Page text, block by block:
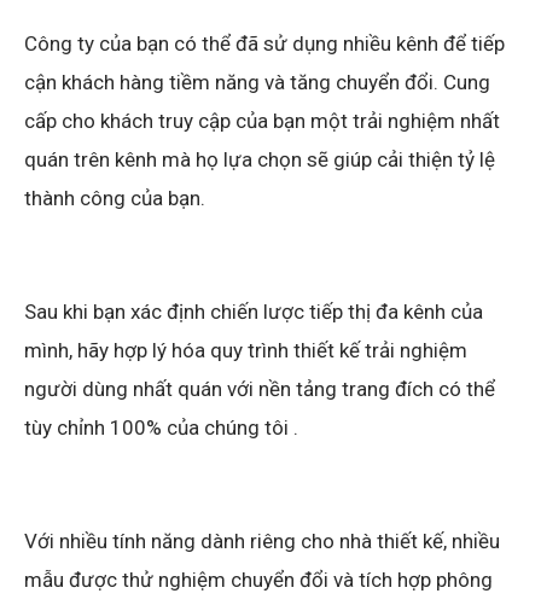
Công ty của bạn có thể đã sử dụng nhiều kênh để tiếp
cận khách hàng tiềm năng và tăng chuyển đổi. Cung
cấp cho khách truy cập của bạn một trải nghiệm nhất
quán trên kênh mà họ lựa chọn sẽ giúp cải thiện tỷ lệ
thành công của bạn.
Sau khi bạn xác định chiến lược tiếp thị đa kênh của
mình, hãy hợp lý hóa quy trình thiết kế trải nghiệm
người dùng nhất quán với nền tảng trang đích có thể
tùy chỉnh 100% của chúng tôi .
Với nhiều tính năng dành riêng cho nhà thiết kế, nhiều
mẫu được thử nghiệm chuyển đổi và tích hợp phông